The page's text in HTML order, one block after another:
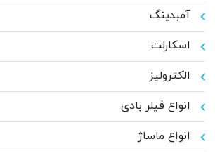
آمبدینگ
اسکارلت
الکترولیز
انواع فیلر بادی
انواع ماساژ